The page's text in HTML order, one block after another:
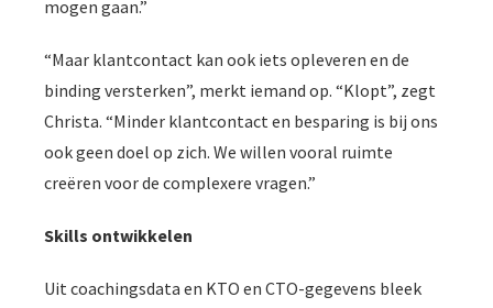
mogen gaan.”
“Maar klantcontact kan ook iets opleveren en de
binding versterken”, merkt iemand op. “Klopt”, zegt
Christa. “Minder klantcontact en besparing is bij ons
ook geen doel op zich. We willen vooral ruimte
creëren voor de complexere vragen.”
Skills ontwikkelen
Uit coachingsdata en KTO en CTO-gegevens bleek